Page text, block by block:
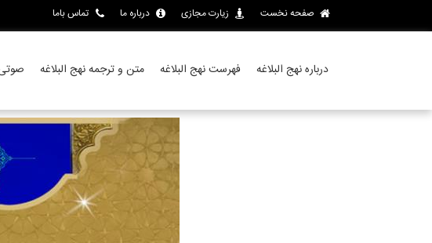
صفحه نخست زیارت مجازی درباره ما تماس باما
درباره نهج البلاغه فهرست نهج البلاغه متن و ترجمه نهج البلاغه